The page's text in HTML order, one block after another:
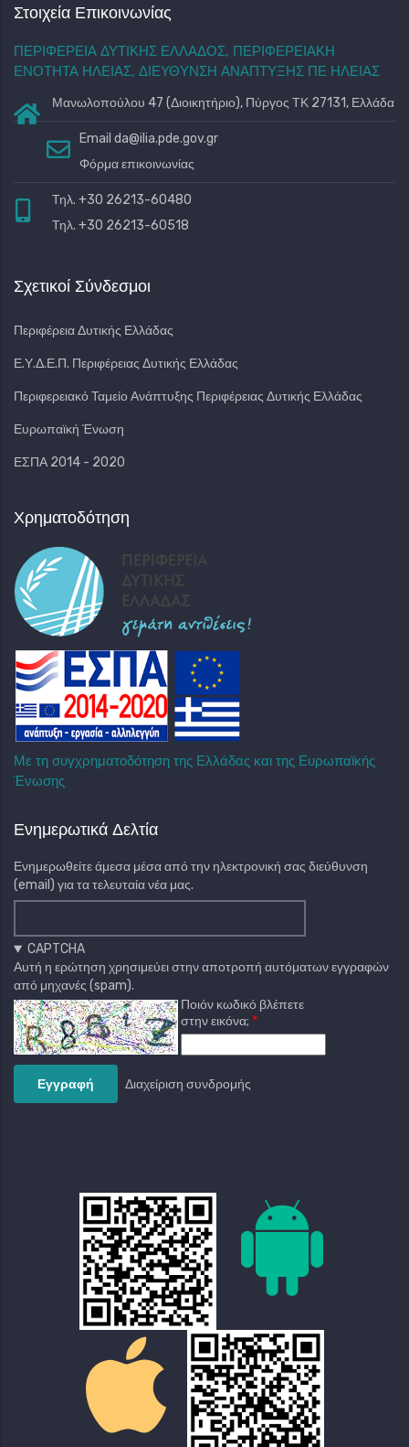
Στοιχεία Επικοινωνίας
ΠΕΡΙΦΕΡΕΙΑ ΔΥΤΙΚΗΣ ΕΛΛΑΔΟΣ, ΠΕΡΙΦΕΡΕΙΑΚΗ
ΕΝΟΤΗΤΑ ΗΛΕΙΑΣ, ΔΙΕΥΘΥΝΣΗ ΑΝΑΠΤΥΞΗΣ ΠΕ ΗΛΕΙΑΣ
Μανωλοπούλου 47 (Διοικητήριο), Πύργος ΤΚ 27131, Ελλάδα
Email da@ilia.pde.gov.gr
Φόρμα επικοινωνίας
Τηλ. +30 26213-60480
Τηλ. +30 26213-60518
Σχετικοί Σύνδεσμοι
Περιφέρεια Δυτικής Ελλάδας
Ε.Υ.Δ.Ε.Π. Περιφέρειας Δυτικής Ελλάδας
Περιφερειακό Ταμείο Ανάπτυξης Περιφέρειας Δυτικής Ελλάδας
Ευρωπαϊκή Ένωση
ΕΣΠΑ 2014 - 2020
Χρηματοδότηση
Με τη συγχρηματοδότηση της Ελλάδας και της Ευρωπαϊκής
Ένωσης
Ενημερωτικά Δελτία
Ενημερωθείτε άμεσα μέσα από την ηλεκτρονική σας διεύθυνση
(email) για τα τελευταία νέα μας.
CAPTCHA
Αυτή η ερώτηση χρησιμεύει στην αποτροπή αυτόματων εγγραφών
από μηχανές (spam).
Ποιόν κωδικό βλέπετε
στην εικόνα;
Διαχείριση συνδρομής